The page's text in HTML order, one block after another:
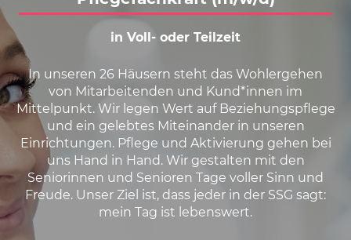
Karte anzeigen